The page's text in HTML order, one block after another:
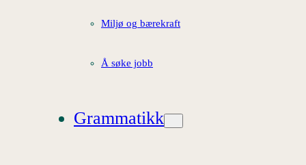
Miljø og bærekraft
Å søke jobb
Grammatikk